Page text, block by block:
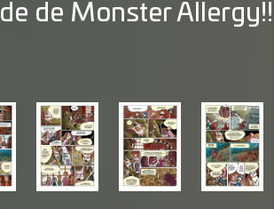
de Monster